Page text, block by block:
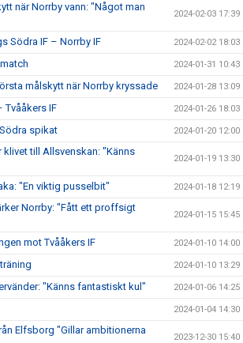
när Norrby vann: "Något man
2024-02-03 17:39
Södra IF – Norrby IF 2024-02-02 18:03
2024-01-31 10:43
målskytt när Norrby kryssade 2024-01-28 13:09
Tvååkers IF 2024-01-26 18:03
spikat 2024-01-20 12:00
klivet till Allsvenskan: "Känns
2024-01-19 13:30
"En viktig pusselbit" 2024-01-18 12:19
Norrby: "Fått ett proffsigt
2024-01-15 15:45
mot Tvååkers IF 2024-01-10 14:00
2024-01-10 13:29
"Känns fantastiskt kul" 2024-01-06 14:25
2024-01-04 14:30
Elfsborg "Gillar ambitionerna
2023-12-30 15:40